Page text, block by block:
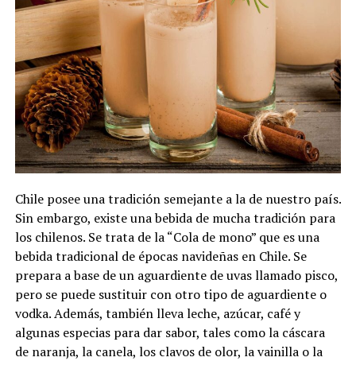
Chile posee una tradición semejante a la de nuestro país.
Sin embargo, existe una bebida de mucha tradición para
los chilenos. Se trata de la “Cola de mono” que es una
bebida tradicional de épocas navideñas en Chile. Se
prepara a base de un aguardiente de uvas llamado pisco,
pero se puede sustituir con otro tipo de aguardiente o
vodka. Además, también lleva leche, azúcar, café y
algunas especias para dar sabor, tales como la cáscara
de naranja, la canela, los clavos de olor, la vainilla o la